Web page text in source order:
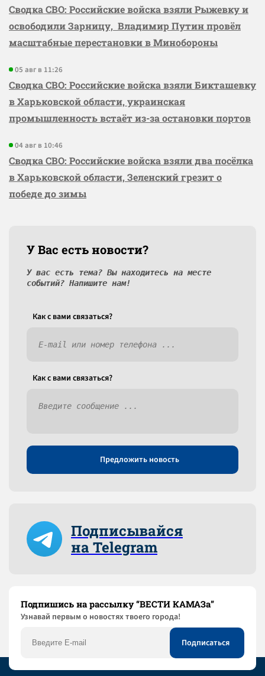
Сводка СВО: Российские войска взяли Рыжевку и
освободили Зарницу, Владимир Путин провёл
масштабные перестановки в Минобороны
05 авг в 11:26
Сводка СВО: Российские войска взяли Бикташевку
в Харьковской области, украинская
промышленность встаёт из-за остановки портов
04 авг в 10:46
Сводка СВО: Российские войска взяли два посёлка
в Харьковской области, Зеленский грезит о
победе до зимы
У Вас есть новости?
У вас есть тема? Вы находитесь на месте
событий? Напишите нам!
Как c вами связаться?
Как c вами связаться?
Предложить новость
Подписывайся
на Telegram
Подпишись на рассылку “ВЕСТИ КАМАЗа”
Узнaвай первым о новостях твоего города!